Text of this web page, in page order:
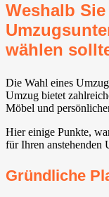
Weshalb
wählen
Die Wahl eines
Umzug bietet
Möbel und
Hier einige Punkte,
für Ihren anstehenden
Gründliche